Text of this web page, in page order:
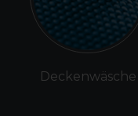
Deckenwäsche